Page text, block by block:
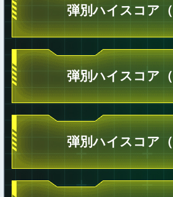
弾別ハイスコア
弾別ハイスコア
弾別ハイスコア